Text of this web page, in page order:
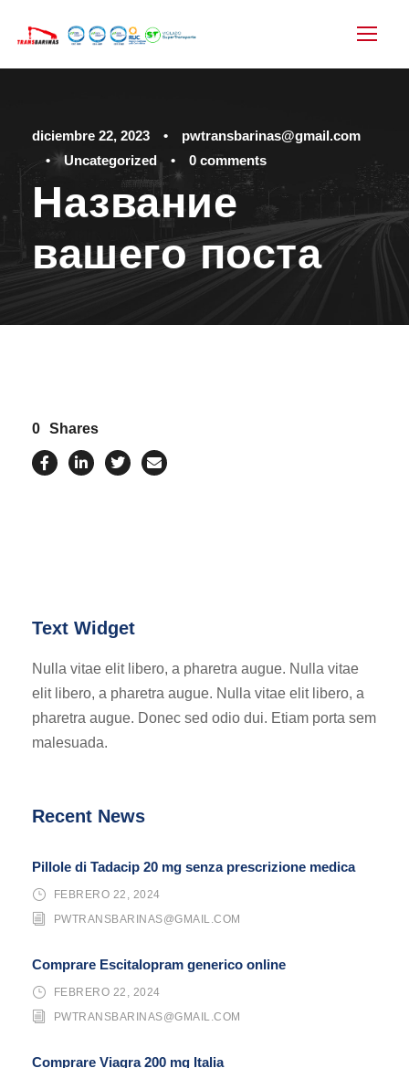
diciembre 22, 2023 •
pwtransbarinas@gmail.com
•
Uncategorized • 0 comments
Название
вашего поста
0 Shares
Text Widget
Nulla vitae elit libero, a pharetra augue. Nulla vitae
elit libero, a pharetra augue. Nulla vitae elit libero, a
pharetra augue. Donec sed odio dui. Etiam porta sem
malesuada.
Recent News
Pillole di Tadacip 20 mg senza prescrizione medica
FEBRERO 22, 2024
PWTRANSBARINAS@GMAIL.COM
Comprare Escitalopram generico online
FEBRERO 22, 2024
PWTRANSBARINAS@GMAIL.COM
Comprare Viagra 200 mg Italia